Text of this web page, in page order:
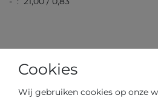
ArtikelnummerJ966/4
Cookies
Wij gebruiken cookies op onze